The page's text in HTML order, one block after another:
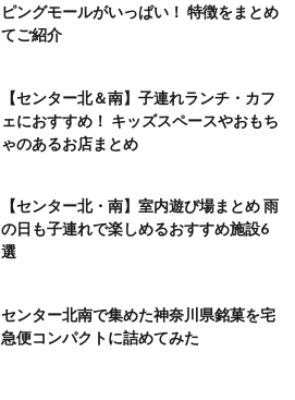
ピングモールがいっぱい！ 特徴をまとめ
てご紹介
【センター北＆南】子連れランチ・カフ
ェにおすすめ！ キッズスペースやおもち
ゃのあるお店まとめ
【センター北・南】室内遊び場まとめ 雨
の日も子連れで楽しめるおすすめ施設6
選
センター北南で集めた神奈川県銘菓を宅
急便コンパクトに詰めてみた